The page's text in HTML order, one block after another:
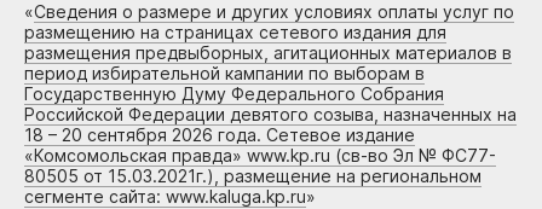
«Сведения о размере и других условиях оплаты услуг по
размещению на страницах сетевого издания для
размещения предвыборных, агитационных материалов в
период избирательной кампании по выборам в
Государственную Думу Федерального Собрания
Российской Федерации девятого созыва, назначенных на
18 – 20 сентября 2026 года. Сетевое издание
«Комсомольская правда» www.kp.ru (св-во Эл № ФС77-
80505 от 15.03.2021г.), размещение на региональном
сегменте сайта: www.kaluga.kp.ru»